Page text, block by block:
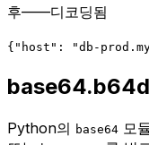
후——디코딩됨
{ "host": "db-
Python의 base64 모